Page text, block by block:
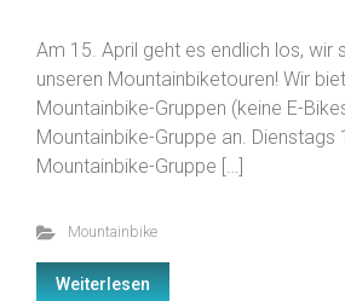
Am 15. April geht es endlich los, wir
unseren Mountainbiketouren! Wir
Mountainbike-Gruppen (keine E-
Mountainbike-Gruppe an. Dienstags
Mountainbike-Gruppe […]
Mountainbike
Weiterlesen